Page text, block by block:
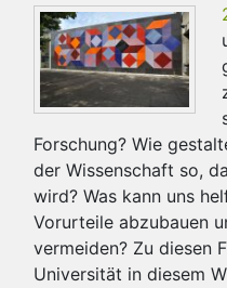
Forschung? Wie
der Wissenschaft so,
wird? Was kann uns
Vorurteile abzubauen
vermeiden? Zu diesen
Universität in diesem